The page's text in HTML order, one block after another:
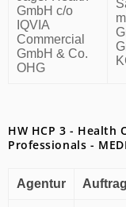
GmbH c/o
IQVIA
Commercial
GmbH & Co.
OHG
HW HCP 3 - Health
Professionals -
Agentur